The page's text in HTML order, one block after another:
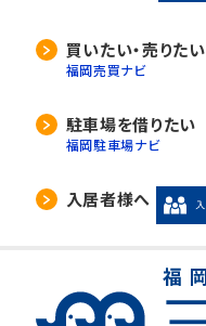
買いたい・売りたい
福岡売買ナビ
駐車場を借りたい
福岡駐車場ナビ
入居者様へ